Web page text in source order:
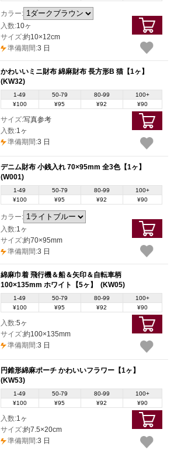
カラー:
入数:10ヶ
サイズ:約10×12cm
準備期間:3 日
かわいいミニ財布 綿麻財布 長方形B 猫【1ヶ】
(KW32)
1-49 50-79 80-99
100+
¥100
¥95 ¥92 ¥90
サイズ:写真参考
入数:1ヶ
準備期間:3 日
デニム財布 小銭入れ 70×95mm 全3色【1ヶ】
(W001)
1-49 50-79 80-99
100+
¥100
¥95 ¥92 ¥90
カラー:
入数:1ヶ
サイズ:約70×95mm
準備期間:3 日
綿麻巾着 飛行機＆船＆矢印＆自転車柄
100×135mm ホワイト【5ヶ】
(KW05)
1-49 50-79 80-99
100+
¥100
¥95 ¥92 ¥90
入数:5ヶ
サイズ:約100×135mm
準備期間:3 日
円錐形綿麻ポーチ かわいいフラワー【1ヶ】
(KW53)
1-49 50-79 80-99
100+
¥100
¥95 ¥92 ¥90
入数:1ヶ
サイズ:約7.5×20cm
準備期間:3 日